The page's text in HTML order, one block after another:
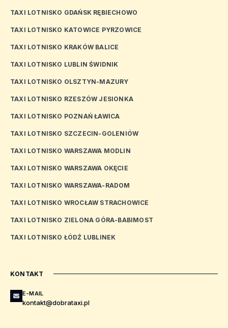
TAXI LOTNISKO GDAŃSK RĘBIECHOWO
TAXI LOTNISKO KATOWICE PYRZOWICE
TAXI LOTNISKO KRAKÓW BALICE
TAXI LOTNISKO LUBLIN ŚWIDNIK
TAXI LOTNISKO OLSZTYN-MAZURY
TAXI LOTNISKO RZESZÓW JESIONKA
TAXI LOTNISKO POZNAŃ ŁAWICA
TAXI LOTNISKO SZCZECIN-GOLENIÓW
TAXI LOTNISKO WARSZAWA MODLIN
TAXI LOTNISKO WARSZAWA OKĘCIE
TAXI LOTNISKO WARSZAWA-RADOM
TAXI LOTNISKO WROCŁAW STRACHOWICE
TAXI LOTNISKO ZIELONA GÓRA-BABIMOST
TAXI LOTNISKO ŁÓDŹ LUBLINEK
KONTAKT
E-MAIL
kontakt@dobrataxi.pl